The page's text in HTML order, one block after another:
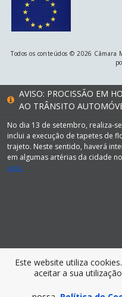
Todos os conteúdos © 2026 Câmara
AVISO: PROCISSÃO EM
AO TRÂNSITO
No dia 13 de setembro, realiza-
inclui a execução de tapetes de
trajeto. Neste sentido, haverá
em algumas artérias da cidade
aqui.
Este website utiliza
aceitar a sua